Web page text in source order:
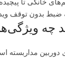
خانگی تا
ضبط بدون توقف
چه
دوربین